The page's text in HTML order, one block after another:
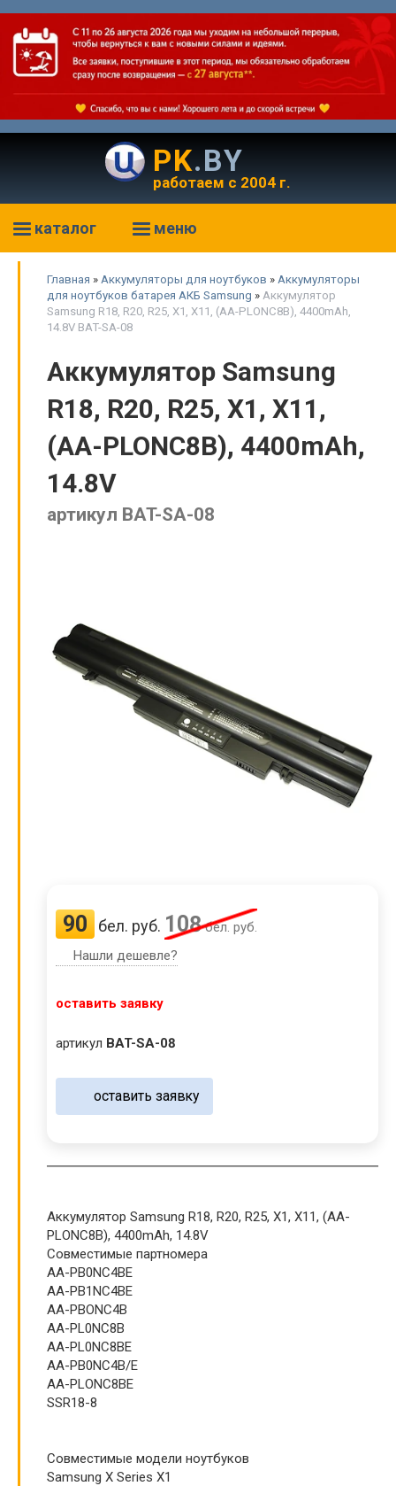
PK.BY
работаем с 2004 г.
каталог меню
Главная » Аккумуляторы для ноутбуков » Аккумуляторы
для ноутбуков батарея АКБ Samsung » Аккумулятор
Samsung R18, R20, R25, X1, X11, (AA-PLONC8B), 4400mAh,
14.8V BAT-SA-08
Аккумулятор Samsung
R18, R20, R25, X1, X11,
(AA-PLONC8B), 4400mAh,
14.8V
артикул BAT-SA-08
90 бел. руб. 108бел. руб.
Нашли дешевле?
оставить заявку
артикул BAT-SA-08
оставить заявку
Аккумулятор Samsung R18, R20, R25, X1, X11, (AA-
PLONC8B), 4400mAh, 14.8V
Совместимые партномера
AA-PB0NC4BE
AA-PB1NC4BE
AA-PBONC4B
AA-PL0NC8B
AA-PL0NC8BE
AA-PB0NC4B/E
AA-PLONC8BE
SSR18-8
Совместимые модели ноутбуков
Samsung X Series X1